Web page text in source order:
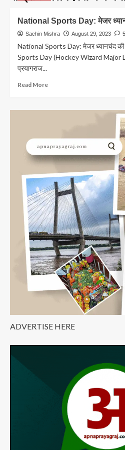
National Sports Day: मेजर
Sachin Mishra August 29, 2023 5
National Sports Day: मेजर ध्यानचंद
Sports Day (Hockey Wizard Major
प्रयागराज...
Read MoreRead
National
मेजर
ध्यानचंद
की
किस्से
ADVERTISE HERE